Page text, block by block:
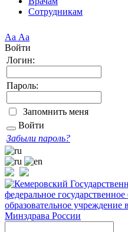
Сотрудникам
Аа Аа
Войти
Логин:
Пароль:
Запомнить меня
Войти
Забыли пароль?
федеральное
образовательное учреждение
Минздрава России